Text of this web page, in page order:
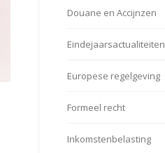
Douane en Accijnzen
Eindejaarsactualiteiten
Europese regelgeving
Formeel recht
Inkomstenbelasting